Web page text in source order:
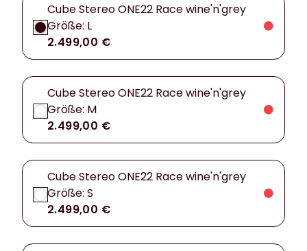
Cube Stereo ONE22 Race wine'n'grey
Größe: L
2.499,00 €
Cube Stereo ONE22 Race wine'n'grey
Größe: M
2.499,00 €
Cube Stereo ONE22 Race wine'n'grey
Größe: S
2.499,00 €